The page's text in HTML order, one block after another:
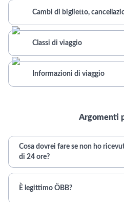
Cambi di biglietto,
Classi di viaggio
Informazioni di viaggio
Argomenti
Cosa dovrei fare se non ho
di 24 ore?
È legittimo ÖBB?